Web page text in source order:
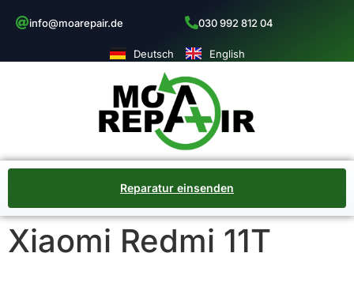
info@moarepair.de 030 992 812 04
Deutsch English
Reparatur einsenden
Xiaomi Redmi 11T